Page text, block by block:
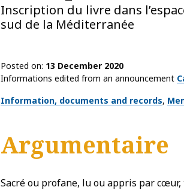
Inscription du livre dans
sud de la Méditerranée
Posted on 13 December 2020
Informations edited from an announcement
Thématiques
Information, documents and records
Argumentaire
Sacré ou profane, lu ou appris par